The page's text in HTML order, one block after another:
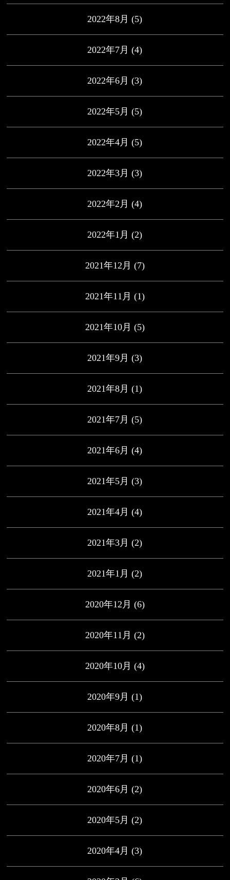
2022年8月 (5)
2022年7月 (4)
2022年6月 (3)
2022年5月 (5)
2022年4月 (5)
2022年3月 (3)
2022年2月 (4)
2022年1月 (2)
2021年12月 (7)
2021年11月 (1)
2021年10月 (5)
2021年9月 (3)
2021年8月 (1)
2021年7月 (5)
2021年6月 (4)
2021年5月 (3)
2021年4月 (4)
2021年3月 (2)
2021年1月 (2)
2020年12月 (6)
2020年11月 (2)
2020年10月 (4)
2020年9月 (1)
2020年8月 (1)
2020年7月 (1)
2020年6月 (2)
2020年5月 (2)
2020年4月 (3)